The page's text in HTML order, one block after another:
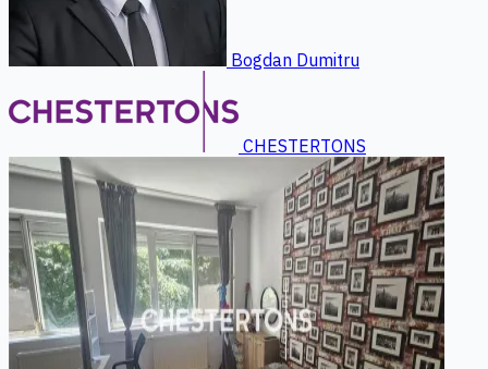
Bogdan Dumitru
CHESTERTONS